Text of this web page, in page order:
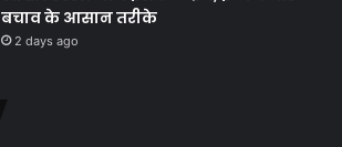
बचाव के आसान तरीके
2 days ago